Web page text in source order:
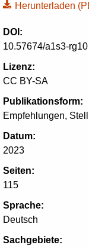
Herunterladen
DOI:
10.57674/a1s3-rg10
Lizenz:
CC BY-SA
Publikationsform:
Empfehlungen,
Datum:
2023
Seiten:
115
Sprache:
Deutsch
Sachgebiete: